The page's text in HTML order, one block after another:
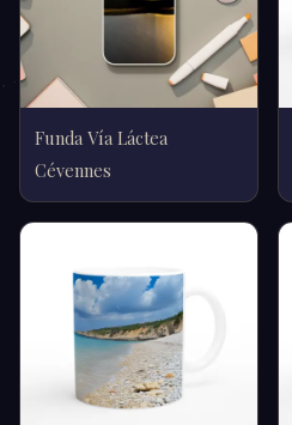
Funda Vía Láctea
Cévennes